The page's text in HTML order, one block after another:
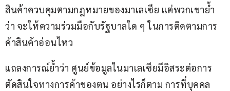
สินค้าควบคุมตามกฎหมายของมาเลเซีย แต่พวกเขาย้ำ
ว่า จะให้ความร่วมมือกับรัฐบาลใด ๆ ในการติดตามการ
ค้าสินค้าอ่อนไหว
แถลงการณ์ย้ำว่า ศูนย์ข้อมูลในมาเลเซียมีอิสระต่อการ
ตัดสินใจทางการค้าของตน อย่างไรก็ตาม การที่บุคคล